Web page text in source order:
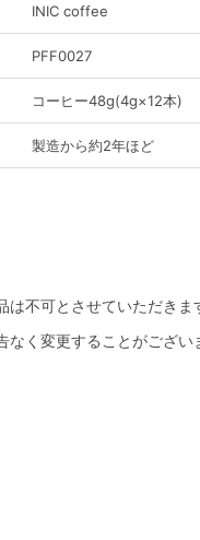
INIC coffee
PFF0027
コーヒー48g(4g×12本)
製造から約2年ほど
は不可とさせていただきま
なく変更することがござい